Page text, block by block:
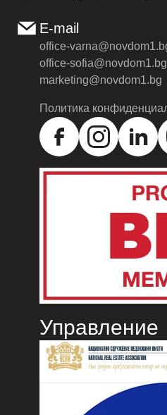
E-mail
office-
office-sofia@novdom1.bg
marketing@novdom1.bg
Политика
Управление